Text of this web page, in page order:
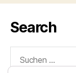
Search
nach: